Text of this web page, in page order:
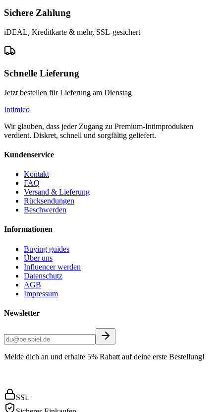
Sichere Zahlung
iDEAL, Kreditkarte & mehr, SSL-gesichert
Schnelle Lieferung
Jetzt bestellen für Lieferung am Dienstag
Intimico
Wir glauben, dass jeder Zugang zu Premium-Intimprodukten
verdient. Diskret, schnell und sorgfältig geliefert.
Kundenservice
Kontakt
FAQ
Versand & Lieferung
Rücksendungen
Beschwerden
Informationen
Buying guides
Über uns
Influencer werden
Datenschutz
AGB
Impressum
Newsletter
Melde dich an und erhalte 5% Rabatt auf deine erste Bestellung!
SSL